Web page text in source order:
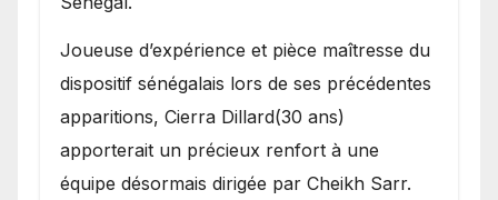
Joueuse d’expérience et pièce maîtresse du
dispositif sénégalais lors de ses précédentes
apparitions, Cierra Dillard(30 ans)
apporterait un précieux renfort à une
équipe désormais dirigée par Cheikh Sarr.